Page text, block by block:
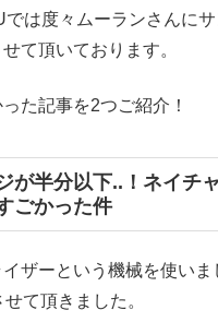
では度々ムーランさんに
て頂いております。
た記事を2つご紹介！
が半分以下..！ネイチ
ごかった件
ザーという機械を使いま
て頂きました。